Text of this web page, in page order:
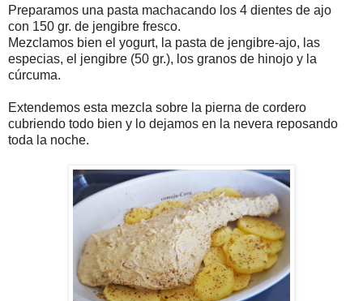
Preparamos una pasta machacando los 4 dientes de ajo
con 150 gr. de jengibre fresco.
Mezclamos bien el yogurt, la pasta de jengibre-ajo, las
especias, el jengibre (50 gr.), los granos de hinojo y la
cúrcuma.
Extendemos esta mezcla sobre la pierna de cordero
cubriendo todo bien y lo dejamos en la nevera reposando
toda la noche.